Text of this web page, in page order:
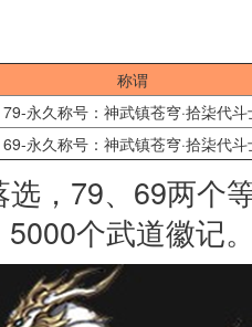
称谓
79-永久称号：神武镇苍穹·拾柒代斗
69-永久称号：神武镇苍穹·拾柒代斗
，79、69两个
个武道徽记